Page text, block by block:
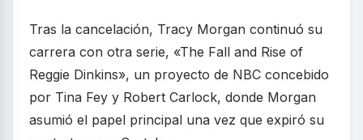
Tras la cancelación, Tracy Morgan continuó su
carrera con otra serie, «The Fall and Rise of
Reggie Dinkins», un proyecto de NBC concebido
por Tina Fey y Robert Carlock, donde Morgan
asumió el papel principal una vez que expiró su